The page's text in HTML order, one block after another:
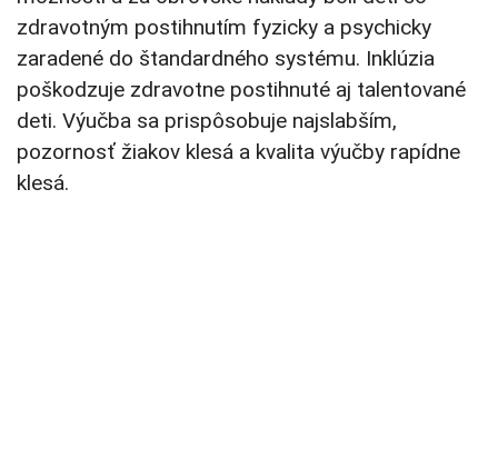
zdravotným postihnutím fyzicky a psychicky
zaradené do štandardného systému. Inklúzia
poškodzuje zdravotne postihnuté aj talentované
deti. Výučba sa prispôsobuje najslabším,
pozornosť žiakov klesá a kvalita výučby rapídne
klesá.